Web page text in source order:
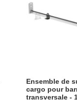
Ensemble de
cargo pour
transversale -